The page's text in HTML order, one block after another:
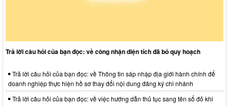
Trả lời câu hỏi của bạn đọc: về công nhận diện tích đã bỏ quy hoạch
Trả lời câu hỏi của bạn đọc: về Thông tin sáp nhập địa giới hành chính để
doanh nghiệp thực hiện hồ sơ thay đổi nội dung đăng ký chi nhánh
Trả lời câu hỏi của bạn đọc: về việc hướng dẫn thủ tục sang tên sổ đỏ khi